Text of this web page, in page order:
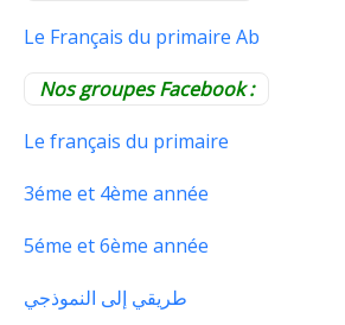
Le Français du primaire Ab
Nos groupes Facebook :
Le français du primaire
3éme et 4ème année
5éme et 6ème année
طريقي إلى النموذجي